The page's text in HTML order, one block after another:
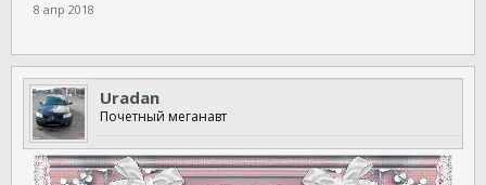
8 апр 2018
Uradan
Почетный меганавт